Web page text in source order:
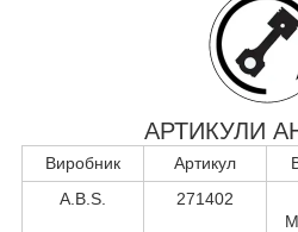
АРТИКУЛИ
Виробник Артикул
A.B.S.
271402